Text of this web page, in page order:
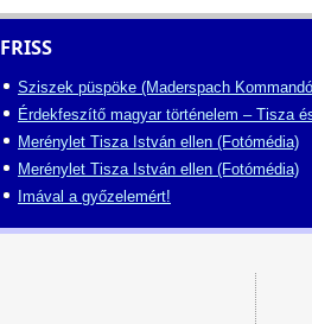
FRISS
Sziszek püspöke (Maderspach
Érdekfeszítő magyar történelem – Tisza
Merénylet Tisza István ellen (Fotómédia)
Merénylet Tisza István ellen (Fotómédia)
Imával a győzelemért!